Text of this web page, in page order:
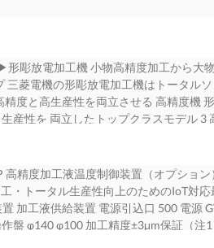
〒399-0006 〒485-0829 〒939-8211
小牧市小牧原3-205 富山県富山市二口町
26-1 TEL（: 0263）28-2257 TEL（:
TEL（: 06）6489-0421 兵庫サービス
ービスセンター 熊本サービスセンター
庫県姫路市手柄1-58 広島県広島市佐伯
5531 TEL（: 092）671-9922 TEL（:
ぞ 三菱電機クレジット株式会社 〈本
業機械設備課〉 〒660-0807 東京都品
尼崎市長州西通１-２６-１ （日精ビル
内） （三菱電機西日本メカトロソリュ
界中に発信していきます。 the Better”
ーター、ビルセキュリティーシステム
クス技術、そして生産技術を磨きな
応える“eco changes”の精 産業メカトロ
、産業用ＰＣ、ＦＡセンサー、イン
12 じ、環境に配慮した持続可能な社会
用変圧器、電力量計、無停電電源装置
数値制御装置、放電加工機、レーザー
レクトロニクス、カーメカトロニク
. . . . . . . . . . . . . . . . . . . . . . . . . . . . . . . . . 3
19 社員一人ひとりがお客さまと一体とな
テム 2. SV-P Series . . . . . . . . . . . . . . . . . . .
成3年 2月出荷 平成4年 6月出荷 平成6年
平成8年 6月出荷 平成8年 5月出荷 平成
CNC搭載 FUZZY 制御搭載 2000～
EA8P EA12V EA8PV EA28V
年 4月出荷 平成13年 5月出荷 平成16年
平成20年 2月出荷 平成20年 2月出荷 平
載 微細梨地仕上回路（NP回路）搭載
4 EA8S EA12S EA8PS EA12PS 平
2月出荷 形彫放電加工機の歴史
形彫放電加工機 小物高精度加工から大
三菱電機の形彫放電加工機はトータル
度と高生産性を両立させる 高精度機
産性を 両立したトップクラスモデル 3
V ADVANCE Series 高性能＆高生産
工機システム
高精度加工液温度制御装置（オプショ
・トータル生産性向上のためのIoT対
加工液供給装置 電源引込口 500 電源
盤 φ140 φ100 加工精度±3μm保証（注